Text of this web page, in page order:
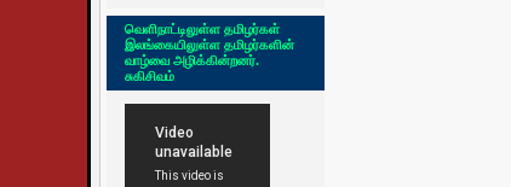
வெளிநாட்டிலுள்ள தமிழர்கள்
இலங்கையிலுள்ள தமிழர்களின்
வாழ்வை அழிக்கின்றனர்.
சுகிசிவம்